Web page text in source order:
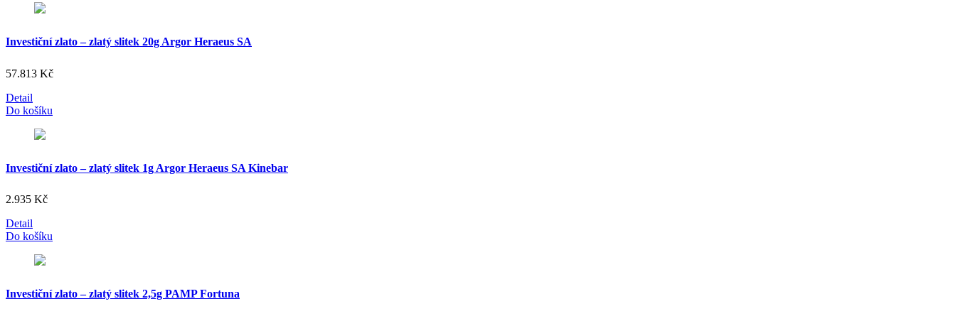
Investiční zlato – zlatý slitek 20g Argor Heraeus SA
57.813 Kč
Detail
Do košíku
Investiční zlato – zlatý slitek 1g Argor Heraeus SA Kinebar
2.935 Kč
Detail
Do košíku
Investiční zlato – zlatý slitek 2,5g PAMP Fortuna